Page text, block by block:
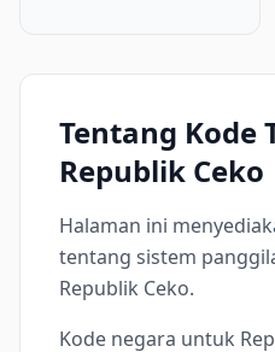
Tentang Kode
Republik Ceko
Halaman ini
tentang sistem
Republik Ceko.
Kode negara untuk